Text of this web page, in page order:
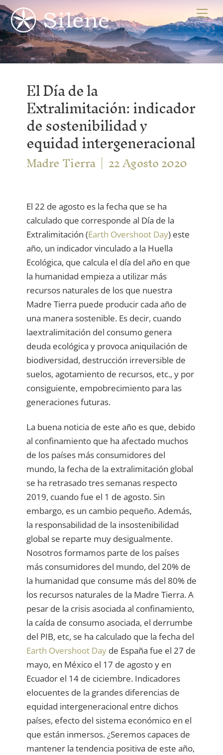
Skip
to
content
El Día de la
Extralimitación: indicador
de sostenibilidad y
equidad intergeneracional
Madre Tierra 22 Agosto 2020
El 22 de agosto es la fecha que se ha
calculado que corresponde al Día de la
Extralimitación (Earth Overshoot Day) este
año, un indicador vinculado a la Huella
Ecológica, que calcula el día del año en que
la humanidad empieza a utilizar más
recursos naturales de los que nuestra
Madre Tierra puede producir cada año de
una manera sostenible. Es decir, cuando
laextralimitación del consumo genera
deuda ecológica y provoca aniquilación de
biodiversidad, destrucción irreversible de
suelos, agotamiento de recursos, etc., y por
consiguiente, empobrecimiento para las
generaciones futuras.
La buena noticia de este año es que, debido
al confinamiento que ha afectado muchos
de los países más consumidores del
mundo, la fecha de la extralimitación global
se ha retrasado tres semanas respecto
2019, cuando fue el 1 de agosto. Sin
embargo, es un cambio pequeño. Además,
la responsabilidad de la insostenibilidad
global se reparte muy desigualmente.
Nosotros formamos parte de los países
más consumidores del mundo, del 20% de
la humanidad que consume más del 80% de
los recursos naturales de la Madre Tierra. A
pesar de la crisis asociada al confinamiento,
la caída de consumo asociada, el derrumbe
del PIB, etc, se ha calculado que la fecha del
Earth Overshoot Dayde España fue el 27 de
mayo, en México el 17 de agosto y en
Ecuador el 14 de ciciembre. Indicadores
elocuentes de la grandes diferencias de
equidad intergeneracional entre dichos
países, efecto del sistema económico en el
que están inmersos. ¿Seremos capaces de
mantener la tendencia positiva de este año,